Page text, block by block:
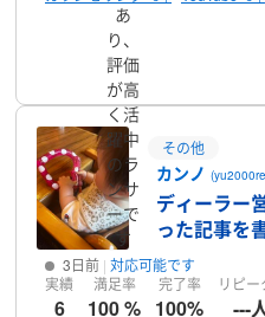
い動画作成や
【対応可能なお仕事】
術、星座別運勢、九星気学の月間
(Instagram、TikTokなどに
定文・リーディング文章の作成
ジナルキャラクターなどの設定に
（例：「猫耳占い師キャラが恋愛
気づける運勢メッセージ」など）
ヒアリングしご満足いただける
いたします。スピリチュアルに偏
識した文章を心がけています。「
う ご相談も大歓迎です！
とうございました。
あ
り、
評価
が高
く活
躍中
のラ
ンサ
ーで
す
その他
カンノ
ディーラー
った記事を
3日前 対応可能です
実績
6
満足率
100 %
完了率
100%
リピー
---